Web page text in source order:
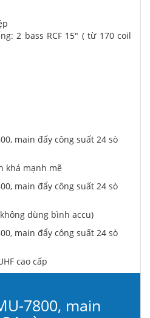
2 bass RCF 15" ( từ 170 coil
khá mạnh mẽ
dùng bình accu)
cao cấp
7800, main